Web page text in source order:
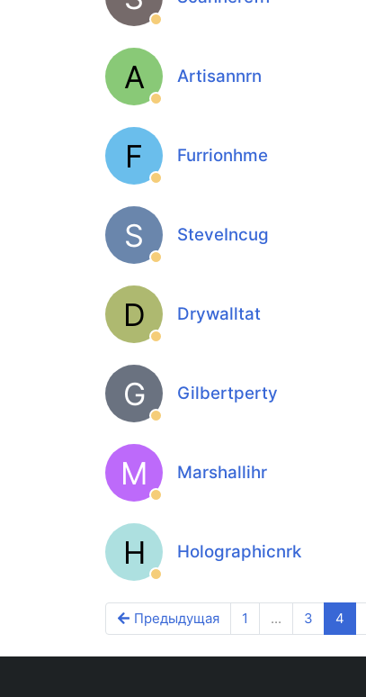
A Artisannrn
F Furrionhme
S SteveIncug
D Drywalltat
G Gilbertperty
M Marshallihr
H Holographicnrk
Предыдущая 1 ... 3 4